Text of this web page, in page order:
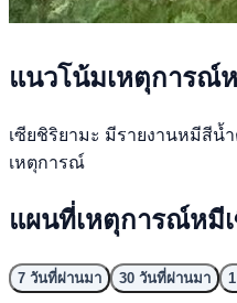
แนวโน้มเหตุการณ์
เซียชิริยามะ มีรายงานหมีสีน้
เหตุการณ์
แผนที่เหตุการณ์หมี
7 วันที่ผ่านมา 30 วันที่ผ่านมา